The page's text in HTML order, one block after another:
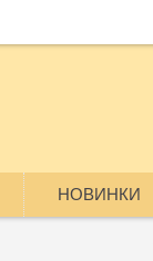
НОВИНКИ